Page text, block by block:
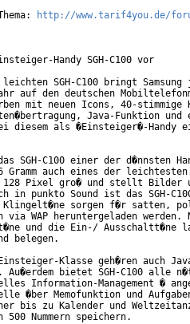
http://www.tarif4you.de/
Handy SGH-C100 vor
leichten SGH-C100 bringt
auf den deutschen
mit neuen Icons, 40-
Java-Funktion und
diesem als �Einsteiger�-Handy
SGH-C100 einer der d�nnsten
Gramm auch eines der
128 Pixel gro� und stellt Bilder
in punkto Sound ist das SGH-
Klingelt�ne sorgen f�r satten,
via WAP heruntergeladen werden.
und die Ein-/ Ausschaltt�ne
belegen.
Klasse geh�ren auch
Au�erdem bietet SGH-C100 alle
Information-Management �
�ber Memofunktion und
bis zu Kalender und
Nummern speichern.